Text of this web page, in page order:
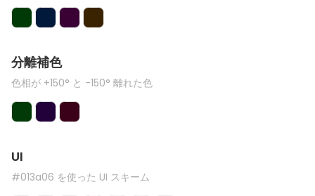
分離補色
色相が +150° と -150° 離れた色
UI
#013a06 を使った UI スキーム